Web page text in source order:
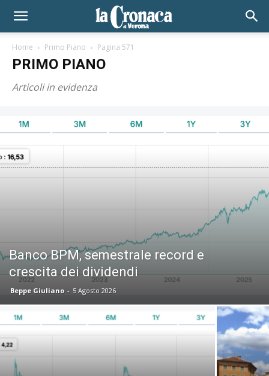
Home Primo Piano Pagina 571
PRIMO PIANO
Articoli in evidenza
Banco BPM, semestrale record e
crescita dei dividendi
Beppe Giuliano - 5 Agosto 2026